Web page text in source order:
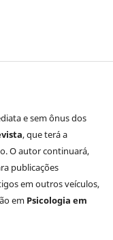
e sem ônus dos
, que terá a
O autor continuará,
publicações
em outros veículos,
em Psicologia em